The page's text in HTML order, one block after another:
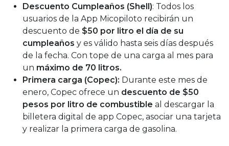
Descuento Cumpleaños (Shell): Todos los
usuarios de la App Micopiloto recibirán un
descuento de $50 por litro el día de su
cumpleaños y es válido hasta seis días después
de la fecha. Con tope de una carga al mes para
un máximo de 70 litros.
Primera carga (Copec): Durante este mes de
enero, Copec ofrece un descuento de $50
pesos por litro de combustible al descargar la
billetera digital de app Copec, asociar una tarjeta
y realizar la primera carga de gasolina.